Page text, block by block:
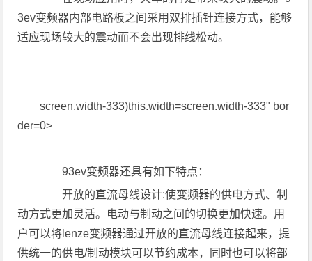
3ev变频器内部电路板之间采用双排插针连接方式，能够
适应现场较大的震动而不会出现排线松动。
screen.width-333)this.width=screen.width-333" bor
der=0>
93ev变频器还具有如下特点：
开放的直流母线设计:使变频器的供电方式、制
动方式更加灵活。电动与制动之间的切换更加快速。用
户可以将lenze变频器通过开放的直流母线连接起来，提
供统一的供电/制动模块可以节约成本，同时也可以将部